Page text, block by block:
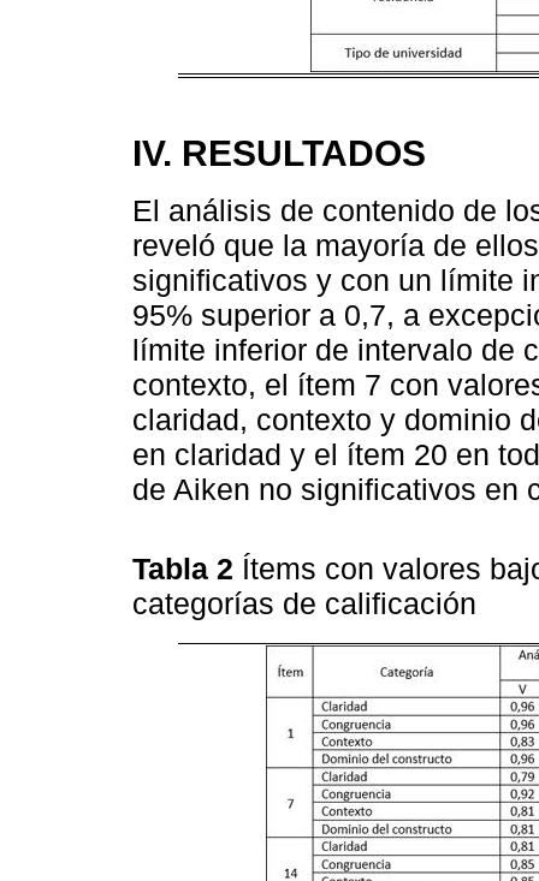
IV. RESULTADOS
El análisis de contenido de
reveló que la mayoría de
significativos y con un límite
95% superior a 0,7, a
límite inferior de intervalo de
contexto, el ítem 7 con
claridad, contexto y dominio
en claridad y el ítem 20 en
de Aiken no significativos en
Tabla 2 Ítems con valores
categorías de calificación